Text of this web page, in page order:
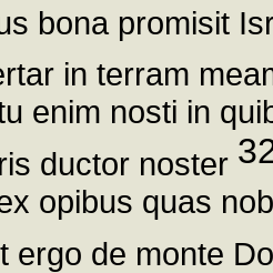
bona promisit
in terram
enim nosti in
ductor noster
opibus quas
ergo de monte